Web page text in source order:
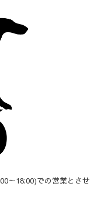
～18:00)での営業とさせ